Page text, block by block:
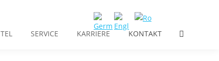
SERVICE KARRIERE KONTAKT Search: